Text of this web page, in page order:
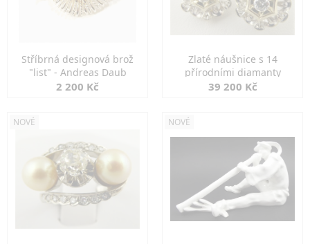
Stříbrná designová brož
"list" - Andreas Daub
2 200 Kč
Zlaté náušnice s 14
přírodními diamanty
39 200 Kč
NOVÉ NOVÉ